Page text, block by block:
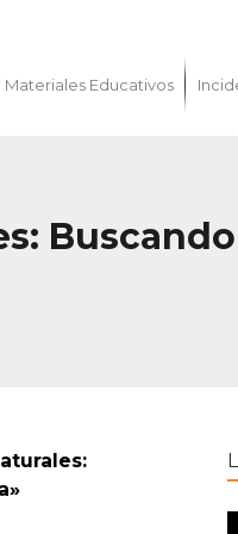
Materiales Educativos